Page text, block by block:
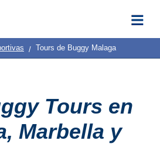
Tours de Buggy Malaga
Tours en
Marbella y